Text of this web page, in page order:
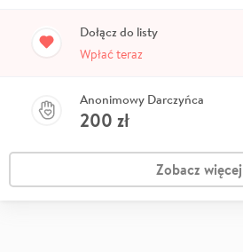
Dołącz do listy
Wpłać teraz
Anonimowy Darczyńca
200 zł
Zobacz więcej